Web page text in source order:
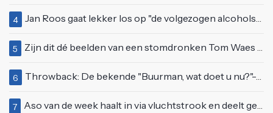
4 Jan Roos gaat lekker los op "de volgezogen alcoholspons" Robert Jensen
5 Zijn dit dé beelden van een stomdronken Tom Waes vlak voordat hij in z'n auto stapte?
6 Throwback: De bekende "Buurman, wat doet u nu?"-scène uit Flodder met Tatjana Šimić
7 Aso van de week haalt in via vluchtstrook en deelt gevaarlijke brake check uit